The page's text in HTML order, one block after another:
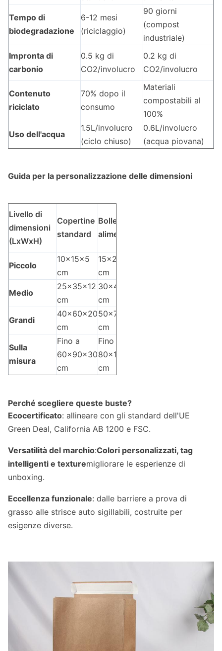
Tempo di
biodegradazione
6-12 mesi
(riciclaggio)
90 giorni
(compost
industriale)
Impronta di
carbonio
0.5 kg di
CO2/involucro
0.2 kg di
CO2/involucro
Contenuto
riciclato
70% dopo il
consumo
Materiali
compostabili al
100%
Uso dell'acqua
1.5L/involucro
(ciclo chiuso)
0.6L/involucro
(acqua piovana)
Guida per la personalizzazione delle dimensioni
Livello di
dimensioni
(LxWxH)
Copertine
standard
Bollettine
alimentari
Piccolo
10x15x5
cm
15x20x8
cm
Medio
25x35x12
cm
30x40x15
cm
Grandi
40x60x20
cm
50x70x25
cm
Sulla
misura
Fino a
60x90x30
cm
Fino a
80x120x40
cm
Perché scegliere queste buste?
Ecocertificato: allineare con gli standard dell'UE
Green Deal, California AB 1200 e FSC.
Versatilità del marchio:Colori personalizzati, tag
intelligenti e texturemigliorare le esperienze di
unboxing.
Eccellenza funzionale: dalle barriere a prova di
grasso alle strisce auto sigillabili, costruite per
esigenze diverse.